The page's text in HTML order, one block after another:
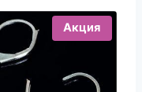
Акция